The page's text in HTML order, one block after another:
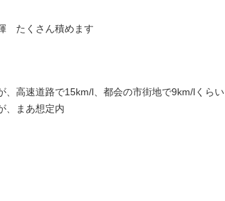
たくさん積めます
、高速道路で15km/l、都会の市街地で9km/lくらい
、まあ想定内